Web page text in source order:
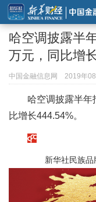
哈空调披露半
万元，同比增长
中国金融信息网 2019年
哈空调披露半年
比增长444.54%。
新华社民族